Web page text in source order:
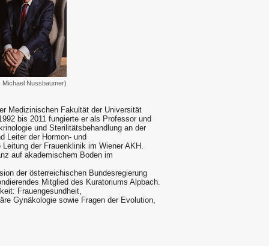
Michael Nussbaumer)
Medizinischen Fakultät der Universität
bis 2011 fungierte er als Professor und
und Sterilitätsbehandlung an der
Leiter der Hormon- und
der Frauenklinik im Wiener AKH.
auf akademischem Boden im
der österreichischen Bundesregierung
Mitglied des Kuratoriums Alpbach.
Frauengesundheit,
Gynäkologie sowie Fragen der Evolution,